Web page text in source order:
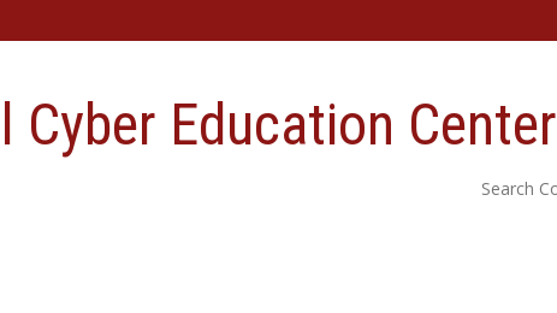
Cyber Education Center